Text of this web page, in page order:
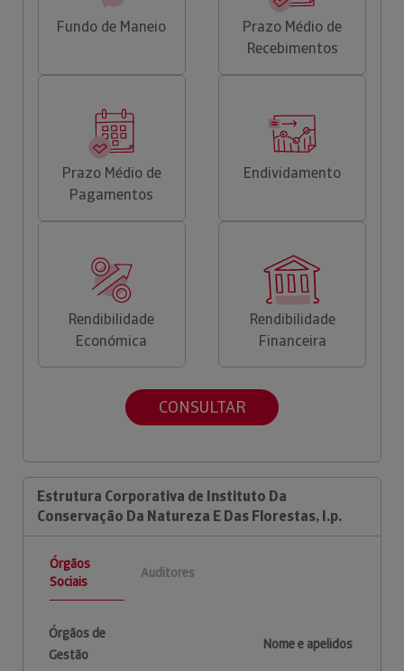
Fundo de Maneio
Prazo Médio de
Recebimentos
Prazo Médio de
Pagamentos
Endividamento
Rendibilidade
Económica
Rendibilidade
Financeira
CONSULTAR
Estrutura Corporativa de Instituto Da
Conservação Da Natureza E Das Florestas, I.p.
Órgãos
Sociais
Auditores
Órgãos de
Gestão
Nome e apelidos